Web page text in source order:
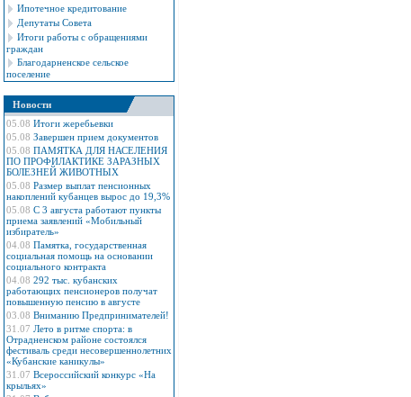
Ипотечное кредитование
Депутаты Совета
Итоги работы с обращениями
граждан
Благодарненское сельское
поселение
Новости
05.08 Итоги жеребьевки
05.08 Завершен прием документов
05.08 ПАМЯТКА ДЛЯ НАСЕЛЕНИЯ
ПО ПРОФИЛАКТИКЕ ЗАРАЗНЫХ
БОЛЕЗНЕЙ ЖИВОТНЫХ
05.08 Размер выплат пенсионных
накоплений кубанцев вырос до 19,3%
05.08 С 3 августа работают пункты
приема заявлений «Мобильный
избиратель»
04.08 Памятка, государственная
социальная помощь на основании
социального контракта
04.08 292 тыс. кубанских
работающих пенсионеров получат
повышенную пенсию в августе
03.08 Вниманию Предпринимателей!
31.07 Лето в ритме спорта: в
Отрадненском районе состоялся
фестиваль среди несовершеннолетних
«Кубанские каникулы»
31.07 Всероссийский конкурс «На
крыльях»